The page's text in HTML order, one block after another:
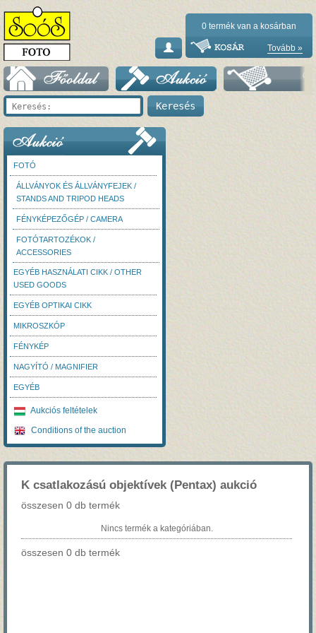
0 termék van a kosárban
Tovább »
FOTÓ
ÁLLVÁNYOK ÉS ÁLLVÁNYFEJEK /
STANDS AND TRIPOD HEADS
FÉNYKÉPEZŐGÉP / CAMERA
FOTÓTARTOZÉKOK /
ACCESSORIES
EGYÉB HASZNÁLATI CIKK / OTHER
USED GOODS
EGYÉB OPTIKAI CIKK
MIKROSZKÓP
FÉNYKÉP
NAGYÍTÓ / MAGNIFIER
EGYÉB
Aukciós feltételek
Conditions of the auction
K csatlakozású objektívek (Pentax) aukció
összesen 0 db termék
Nincs termék a kategóriában.
összesen 0 db termék